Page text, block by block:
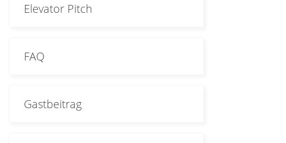
Elevator Pitch
FAQ
Gastbeitrag